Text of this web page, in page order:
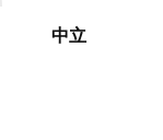
中立